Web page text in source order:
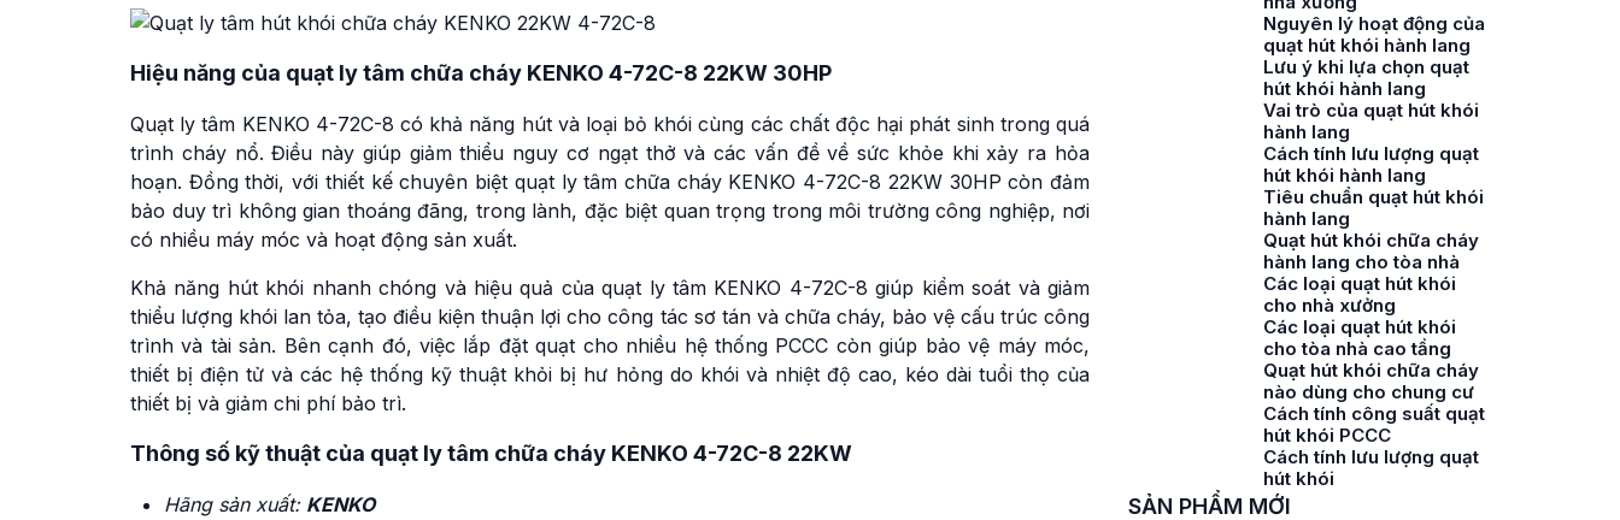
Hiệu năng của quạt ly tâm chữa cháy KENKO 4-72C-8 22KW 30HP
Quạt ly tâm KENKO 4-72C-8 có khả năng hút và loại bỏ khói cùng các chất độc hại phát sinh trong quá
trình cháy nổ. Điều này giúp giảm thiểu nguy cơ ngạt thở và các vấn đề về sức khỏe khi xảy ra hỏa
hoạn. Đồng thời, với thiết kế chuyên biệt quạt ly tâm chữa cháy KENKO 4-72C-8 22KW 30HP còn đảm
bảo duy trì không gian thoáng đãng, trong lành, đặc biệt quan trọng trong môi trường công nghiệp, nơi
có nhiều máy móc và hoạt động sản xuất.
Khả năng hút khói nhanh chóng và hiệu quả của quạt ly tâm KENKO 4-72C-8 giúp kiểm soát và giảm
thiểu lượng khói lan tỏa, tạo điều kiện thuận lợi cho công tác sơ tán và chữa cháy, bảo vệ cấu trúc công
trình và tài sản. Bên cạnh đó, việc lắp đặt quạt cho nhiều hệ thống PCCC còn giúp bảo vệ máy móc,
thiết bị điện tử và các hệ thống kỹ thuật khỏi bị hư hỏng do khói và nhiệt độ cao, kéo dài tuổi thọ của
thiết bị và giảm chi phí bảo trì.
Thông số kỹ thuật của quạt ly tâm chữa cháy KENKO 4-72C-8 22KW
Hãng sản xuất: KENKO
Nguyên lý hoạt động của
quạt hút khói hành lang
Lưu ý khi lựa chọn quạt
hút khói hành lang
Vai trò của quạt hút khói
hành lang
Cách tính lưu lượng quạt
hút khói hành lang
Tiêu chuẩn quạt hút khói
hành lang
Quạt hút khói chữa cháy
hành lang cho tòa nhà
Các loại quạt hút khói
cho nhà xưởng
Các loại quạt hút khói
cho tòa nhà cao tầng
Quạt hút khói chữa cháy
nào dùng cho chung cư
Cách tính công suất quạt
hút khói PCCC
Cách tính lưu lượng quạt
hút khói
SẢN PHẨM MỚI